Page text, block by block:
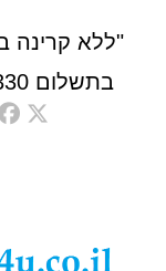
קרינה
0796644330 (א-ה 09:00-12:00)